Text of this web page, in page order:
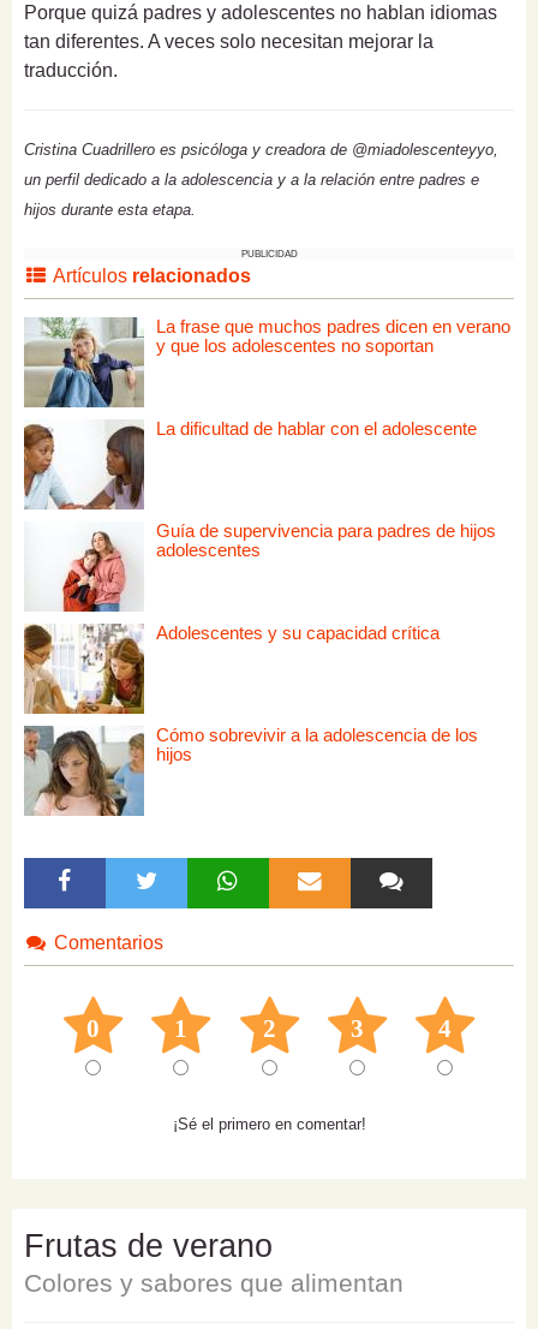
Porque quizá padres y adolescentes no hablan idiomas
tan diferentes. A veces solo necesitan mejorar la
traducción.
Cristina Cuadrillero es psicóloga y creadora de @miadolescenteyyo,
un perfil dedicado a la adolescencia y a la relación entre padres e
hijos durante esta etapa.
PUBLICIDAD
Artículos relacionados
La frase que muchos padres dicen en verano
y que los adolescentes no soportan
La dificultad de hablar con el adolescente
Guía de supervivencia para padres de hijos
adolescentes
Adolescentes y su capacidad crítica
Cómo sobrevivir a la adolescencia de los
hijos
Comentarios
0 1 2 3 4
¡Sé el primero en comentar!
Frutas de verano
Colores y sabores que alimentan